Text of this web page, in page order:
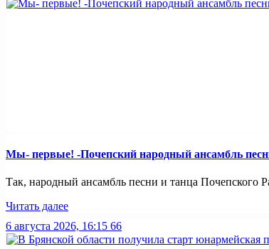
Мы- первые! -Почепский народный ансамбль
Так, народный ансамбль песни и танца Почепского
Читать далее
6 августа 2026, 16:15 66